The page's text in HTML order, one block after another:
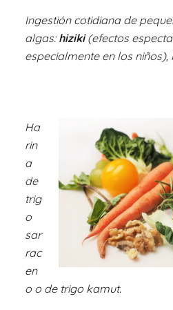
Ingestión cotidiana de
algas:hiziki(efectos
especialmente en los
Ha
rin
a
de
trig
o
sar
rac
en
o o de trigo kamut.